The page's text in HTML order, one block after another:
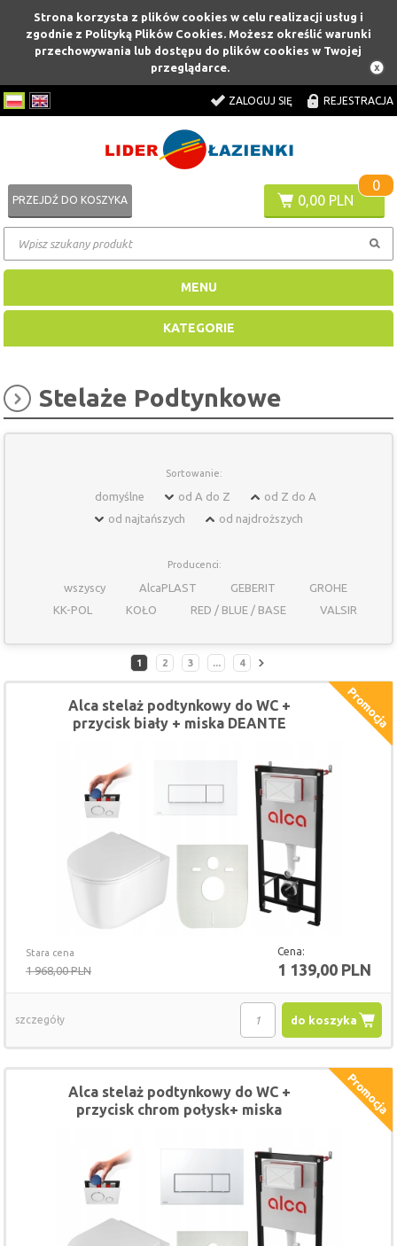
Strona korzysta z plików cookies w celu realizacji usług i
zgodnie z Polityką Plików Cookies. Możesz określić warunki
przechowywania lub dostępu do plików cookies w Twojej
przeglądarce.
ZALOGUJ SIĘ REJESTRACJA
0,00 PLN
0
PRZEJDŹ DO KOSZYKA
MENU
KATEGORIE
Stelaże Podtynkowe
Sortowanie:
domyślne od A do Z
od Z do A
od najtańszych
od najdroższych
Producenci:
wszyscy AlcaPLAST GEBERIT
GROHE
KK-POL
KOŁO RED / BLUE / BASE VALSIR
1 2 3 ... 4
Stara cena
1 968,00 PLN
Cena:
1 139,00 PLN
Alca stelaż podtynkowy do WC +
przycisk biały + miska DEANTE
do koszyka
szczegóły
Alca stelaż podtynkowy do WC +
przycisk chrom połysk+ miska